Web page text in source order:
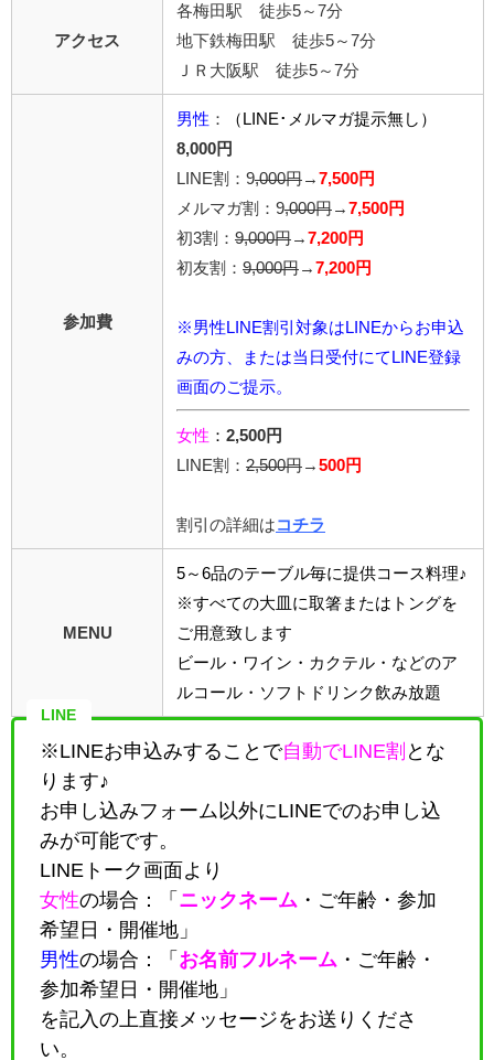
アクセス
各梅田駅 徒歩5～7分
地下鉄梅田駅 徒歩5～7分
ＪＲ大阪駅 徒歩5～7分
参加費
男性 ：
（LINE･メルマガ提示無し）
8,000円
LINE割：9,000円 → 7,500円
メルマガ割：9,000円 → 7,500円
初3割： 9,000円 → 7,200円
初友割： 9,000円 → 7,200円
※男性LINE割引対象はLINEからお申込
みの方、または当日受付にてLINE登録
画面のご提示。
女性 ： 2,500円
LINE割： 2,500円 → 500円
割引の詳細は コチラ
MENU
5～6品のテーブル毎に提供コース料理♪
※すべての大皿に取箸またはトングを
ご用意致します
ビール・ワイン・カクテル・などのア
ルコール・ソフトドリンク飲み放題
LINE
※LINEお申込みすることで自動でLINE割 とな
ります♪
お申し込みフォーム以外にLINEでのお申し込
みが可能です。
LINEトーク画面より
女性の場合：「 ニックネーム ・
ご年齢・参加
希望日・開催地」
男性の場合：「 お名前フルネーム ・
ご年齢・
参加希望日・開催地」
を記入の上直接メッセージをお送りくださ
い。